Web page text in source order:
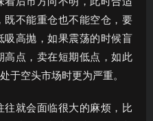
既不能重仓也不能空仓，要
高抛，如果震荡的时候盲
高点，卖在短期低点，如此
于空头市场时更为严重。
往就会面临很大的麻烦，比